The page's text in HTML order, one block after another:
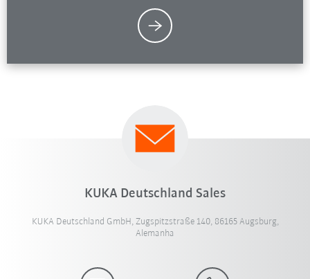
KUKA Deutschland Sales
KUKA Deutschland GmbH, Zugspitzstraße 140, 86165 Augsburg,
Alemanha